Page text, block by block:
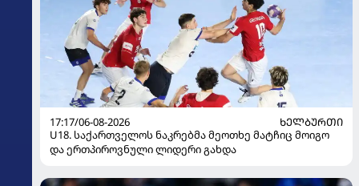
17:17/06-08-2026
ᲮᲔᲚᲑᲣᲠᲗᲘ
U18. საქართველოს ნაკრებმა მეოთხე მატჩიც მოიგო
და ერთპიროვნული ლიდერი გახდა